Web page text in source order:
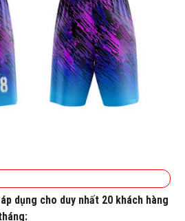
dụng cho duy nhất 20 khách hàng